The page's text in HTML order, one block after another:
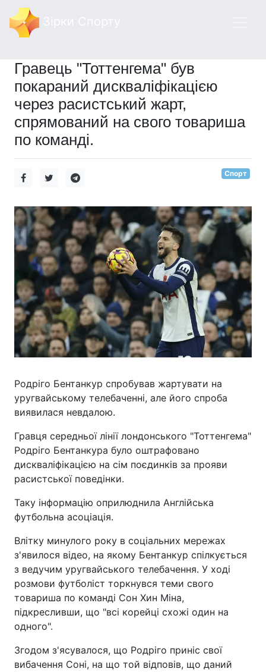
Гравець "Тоттенгема" був
покараний дискваліфікацією
через расистський жарт,
спрямований на свого товариша
по команді.
Спорт
Родріго Бентанкур спробував жартувати на
уругвайському телебаченні, але його спроба
виявилася невдалою.
Гравця середньої лінії лондонського "Тоттенгема"
Родріго Бентанкура було оштрафовано
дискваліфікацією на сім поєдинків за прояви
расистської поведінки.
Таку інформацію оприлюднила Англійська
футбольна асоціація.
Влітку минулого року в соціальних мережах
з'явилося відео, на якому Бентанкур спілкується
з ведучим уругвайського телебачення. У ході
розмови футболіст торкнувся теми свого
товариша по команді Сон Хин Міна,
підкресливши, що "всі корейці схожі один на
одного".
Згодом з'ясувалося, що Родріго приніс свої
вибачення Соні, на що той відповів, що даний